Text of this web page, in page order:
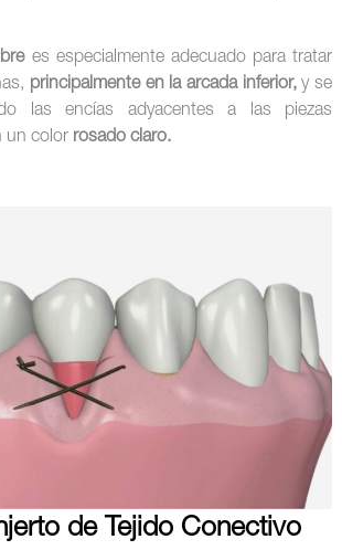
es especialmente adecuado para tratar
principalmente en la arcada inferior,y se
las encías adyacentes a las piezas
un color rosado claro.
de Tejido Conectivo